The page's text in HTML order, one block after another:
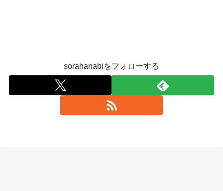
sorahanabiをフォローする